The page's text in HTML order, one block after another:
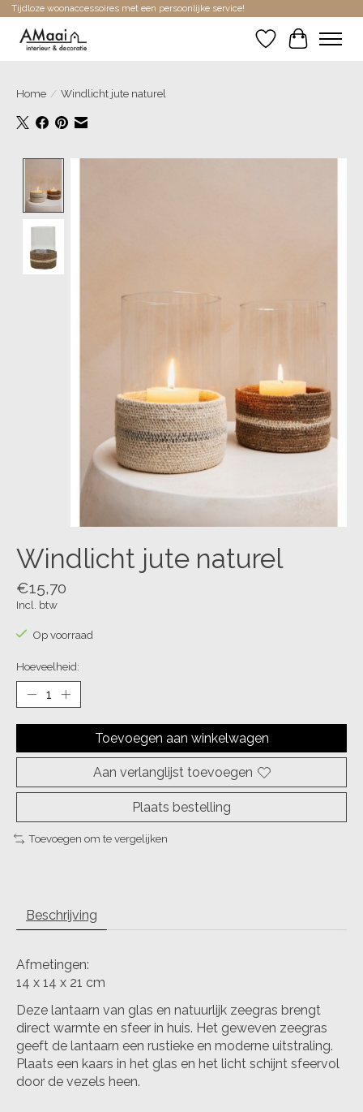
Tijdloze woonaccessoires met een persoonlijke service!
Verlanglijst
Home / Windlicht jute naturel
Windlicht jute naturel
€15,70
Incl. btw
Op voorraad
Hoeveelheid:
Toevoegen aan winkelwagen
Aan verlanglijst toevoegen
Plaats bestelling
Toevoegen om te vergelijken
Beschrijving
Afmetingen:
14 x 14 x 21 cm
Deze lantaarn van glas en natuurlijk zeegras brengt
direct warmte en sfeer in huis. Het geweven zeegras
geeft de lantaarn een rustieke en moderne uitstraling.
Plaats een kaars in het glas en het licht schijnt sfeervol
door de vezels heen.